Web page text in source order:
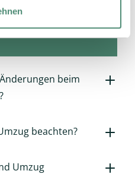
beim
beachten?
Umzug